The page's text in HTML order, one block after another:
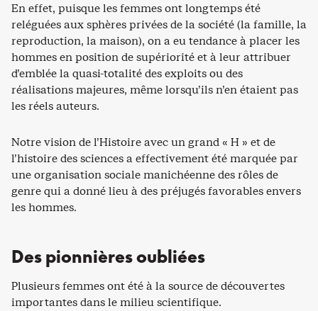
En effet, puisque les femmes ont longtemps été
reléguées aux sphères privées de la société (la famille, la
reproduction, la maison), on a eu tendance à placer les
hommes en position de supériorité et à leur attribuer
d’emblée la quasi-totalité des exploits ou des
réalisations majeures, même lorsqu’ils n’en étaient pas
les réels auteurs.
Notre vision de l’Histoire avec un grand « H » et de
l’histoire des sciences a effectivement été marquée par
une organisation sociale manichéenne des rôles de
genre qui a donné lieu à des préjugés favorables envers
les hommes.
Des pionnières oubliées
Plusieurs femmes ont été à la source de découvertes
importantes dans le milieu scientifique.